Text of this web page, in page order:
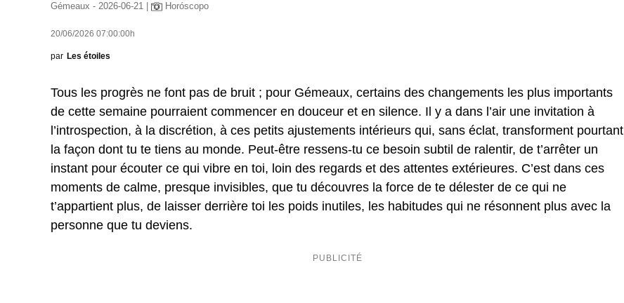
Gémeaux - 2026-06-21 | Horóscopo
20/06/2026 07:00:00h
par Les étoiles
Tous les progrès ne font pas de bruit ; pour Gémeaux, certains des changements les plus importants
de cette semaine pourraient commencer en douceur et en silence. Il y a dans l’air une invitation à
l’introspection, à la discrétion, à ces petits ajustements intérieurs qui, sans éclat, transforment pourtant
la façon dont tu te tiens au monde. Peut-être ressens-tu ce besoin subtil de ralentir, de t’arrêter un
instant pour écouter ce qui vibre en toi, loin des regards et des attentes extérieures. C’est dans ces
moments de calme, presque invisibles, que tu découvres la force de te délester de ce qui ne
t’appartient plus, de laisser derrière toi les poids inutiles, les habitudes qui ne résonnent plus avec la
personne que tu deviens.